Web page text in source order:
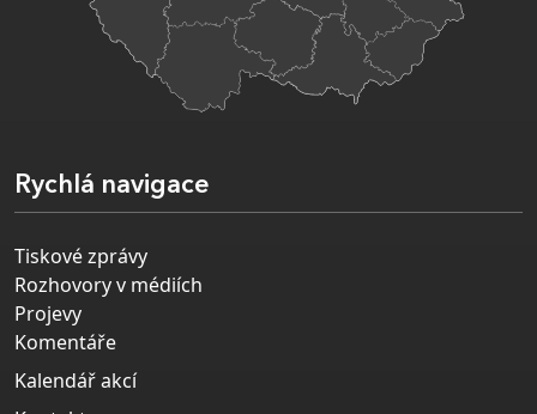
Rychlá navigace
Tiskové zprávy
Rozhovory v médiích
Projevy
Komentáře
Kalendář akcí